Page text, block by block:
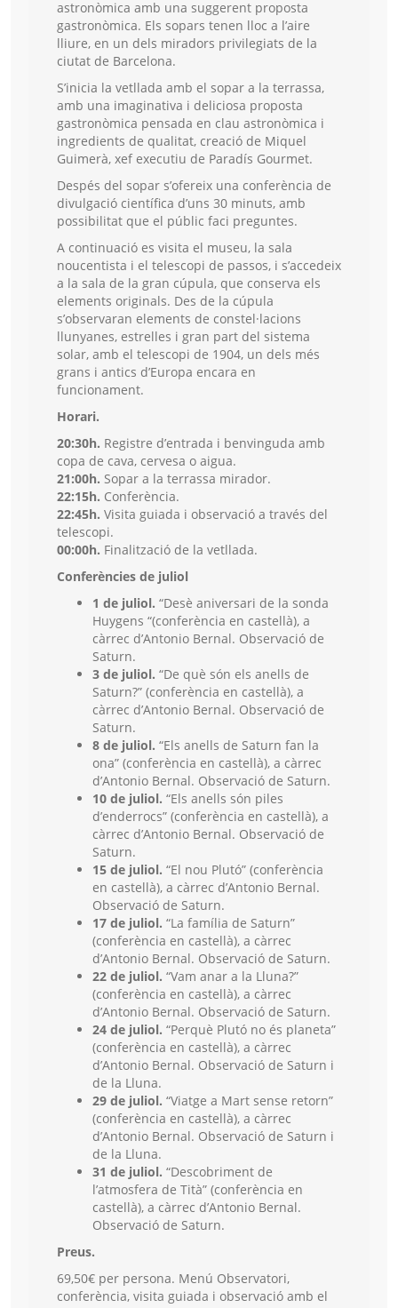
astronòmica amb una suggerent proposta
gastronòmica. Els sopars tenen lloc a l’aire
lliure, en un dels miradors privilegiats de la
ciutat de Barcelona.
S’inicia la vetllada amb el sopar a la terrassa,
amb una imaginativa i deliciosa proposta
gastronòmica pensada en clau astronòmica i
ingredients de qualitat, creació de Miquel
Guimerà, xef executiu de Paradís Gourmet.
Despés del sopar s’ofereix una conferència de
divulgació científica d’uns 30 minuts, amb
possibilitat que el públic faci preguntes.
A continuació es visita el museu, la sala
noucentista i el telescopi de passos, i s’accedeix
a la sala de la gran cúpula, que conserva els
elements originals. Des de la cúpula
s’observaran elements de constel·lacions
llunyanes, estrelles i gran part del sistema
solar, amb el telescopi de 1904, un dels més
grans i antics d’Europa encara en
funcionament.
Horari.
20:30h. Registre d’entrada i benvinguda amb
copa de cava, cervesa o aigua.
21:00h. Sopar a la terrassa mirador.
22:15h. Conferència.
22:45h. Visita guiada i observació a través del
telescopi.
00:00h. Finalització de la vetllada.
Conferències de juliol
1 de juliol. “Desè aniversari de la sonda
Huygens “(conferència en castellà), a
càrrec d’Antonio Bernal. Observació de
Saturn.
3 de juliol. “De què són els anells de
Saturn?” (conferència en castellà), a
càrrec d’Antonio Bernal. Observació de
Saturn.
8 de juliol. “Els anells de Saturn fan la
ona” (conferència en castellà), a càrrec
d’Antonio Bernal. Observació de Saturn.
10 de juliol. “Els anells són piles
d’enderrocs” (conferència en castellà), a
càrrec d’Antonio Bernal. Observació de
Saturn.
15 de juliol. “El nou Plutó” (conferència
en castellà), a càrrec d’Antonio Bernal.
Observació de Saturn.
17 de juliol. “La família de Saturn”
(conferència en castellà), a càrrec
d’Antonio Bernal. Observació de Saturn.
22 de juliol. “Vam anar a la Lluna?”
(conferència en castellà), a càrrec
d’Antonio Bernal. Observació de Saturn.
24 de juliol. “Perquè Plutó no és planeta”
(conferència en castellà), a càrrec
d’Antonio Bernal. Observació de Saturn i
de la Lluna.
29 de juliol. “Viatge a Mart sense retorn”
(conferència en castellà), a càrrec
d’Antonio Bernal. Observació de Saturn i
de la Lluna.
31 de juliol. “Descobriment de
l’atmosfera de Tità” (conferència en
castellà), a càrrec d’Antonio Bernal.
Observació de Saturn.
Preus.
69,50€ per persona. Menú Observatori,
conferència, visita guiada i observació amb el